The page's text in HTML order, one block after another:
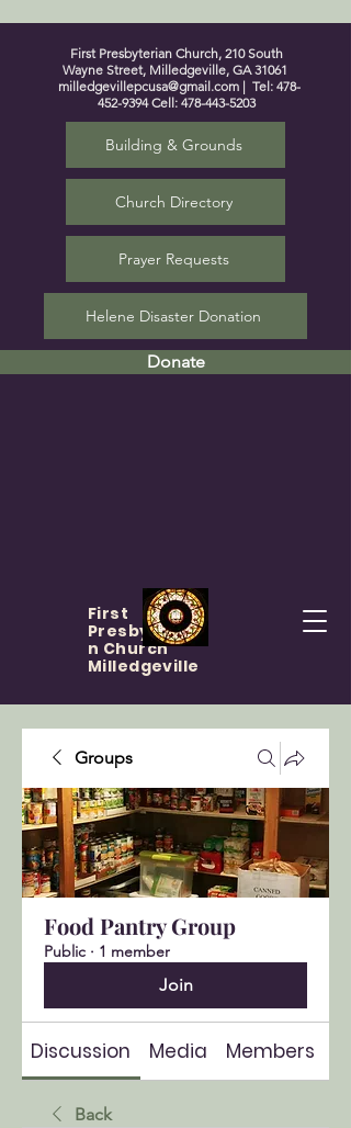
First Presbyterian Church, 210 South
Wayne Street, Milledgeville, GA 31061
milledgevillepcusa@gmail.com | Tel: 478-
452-9394Cell: 478-443-5203
Building & Grounds
Church Directory
Prayer Requests
Helene Disaster Donation
Donate
First
Presbyteria
n Church
Milledgeville
Groups
Food Pantry Group
Public · 1 member
Join
Discussion Media Members
Back